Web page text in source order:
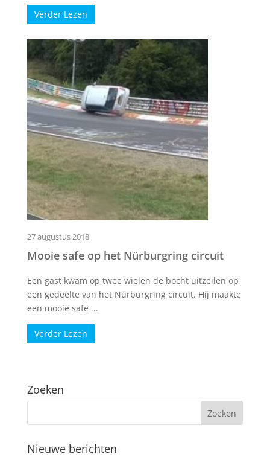
Verder Lezen
27 augustus 2018
Mooie safe op het Nürburgring circuit
Een gast kwam op twee wielen de bocht uitzeilen op
een gedeelte van het Nürburgring circuit. Hij maakte
een mooie safe ...
Verder Lezen
Zoeken
Nieuwe berichten